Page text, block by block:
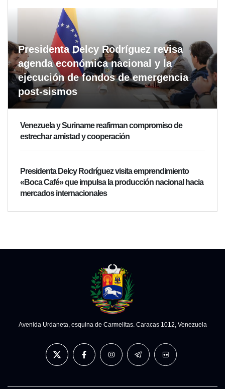
Presidenta Delcy Rodríguez revisa
agenda económica nacional y la
ejecución de fondos de emergencia
post-sismos
Venezuela y Suriname reafirman compromiso de
estrechar amistad y cooperación
Presidenta Delcy Rodríguez visita emprendimiento
«Boca Café» que impulsa la producción nacional hacia
mercados internacionales
Avenida Urdaneta, esquina de Carmelitas. Caracas 1012, Venezuela